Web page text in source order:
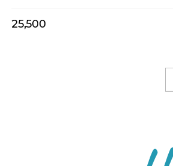
25,500